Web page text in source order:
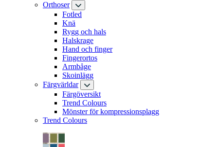
Orthoser
Fotled
Knä
Rygg och hals
Halskrage
Hand och finger
Fingerortos
Armbåge
Skoinlägg
Färgvärldar
Färgöversikt
Trend Colours
Mönster för kompressionsplagg
Trend Colours